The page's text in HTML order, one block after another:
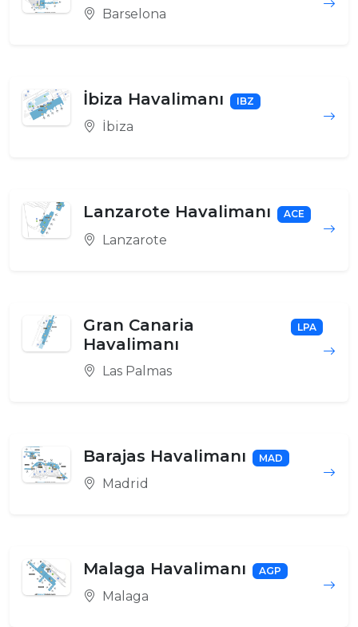
Barselona
İbiza Havalimanı IBZ
İbiza
Lanzarote Havalimanı ACE
Lanzarote
Gran Canaria
Havalimanı
LPA
Las Palmas
Barajas Havalimanı MAD
Madrid
Malaga Havalimanı AGP
Malaga